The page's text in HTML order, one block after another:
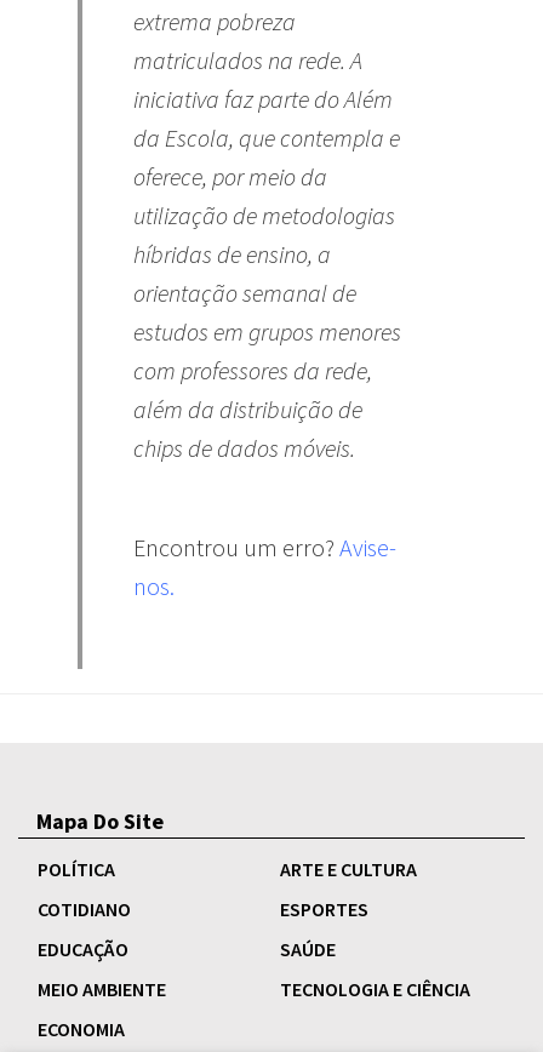
extrema pobreza
matriculados na rede. A
iniciativa faz parte do Além
da Escola, que contempla e
oferece, por meio da
utilização de metodologias
híbridas de ensino, a
orientação semanal de
estudos em grupos menores
com professores da rede,
além da distribuição de
chips de dados móveis.
Encontrou um erro? Avise-
nos.
Mapa Do Site
POLÍTICA
ARTE E CULTURA
COTIDIANO
ESPORTES
EDUCAÇÃO
SAÚDE
MEIO AMBIENTE
TECNOLOGIA E CIÊNCIA
ECONOMIA